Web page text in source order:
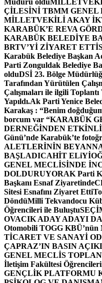
ÇİLESİNİ TBMM GENEL
MİLLETVEKİLİ AKAY
KARABÜK’E REVA
KARABÜK BELEDİYE
BRTV’Yİ ZİYARET ETTİ
Karabük Belediye Başkan
Parti Zonguldak Belediye
olduDSİ 23. Bölge
Tarafından Yürütülen
Çalışmaları ile ilgili
Yapıldı.Ak Parti Yenice
Karakaş : “Benim
borcum var “KARABÜK
DERNEĞİNDEN
Günü’nde Karabük’te
ALETLERİNİN
BAŞLADICAHİT
GENEL MECLİSİNDE
DOLDURUYORAK Parti
Başkanı Esnaf Ziyaretinde
Sitesi Esnafını Ziyaret Etti
DöndüMilli Tekvandocu
Öğrencileri ile Buluştu
OVACIK ADAY ADAYI
Otomobili TOGG KBÜ’nün
TİCARET VE SANAYİ
ÇAPRAZ’IN BASIN
GENEL MECLİS
İletişim Fakültesi
GENÇLİK PLATFORMU